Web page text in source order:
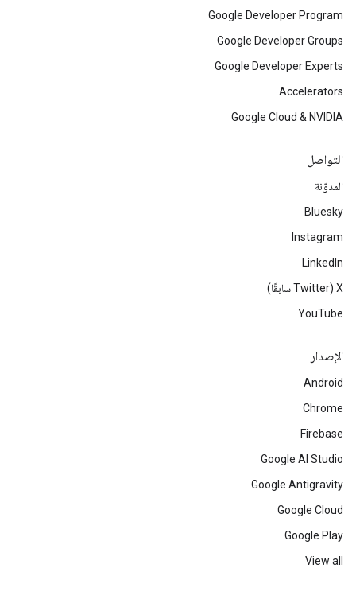
Google Developer Program
Google Developer Groups
Google Developer Experts
Accelerators
Google Cloud & NVIDIA
التواصل
المدوّنة
Bluesky
Instagram
LinkedIn
‫X ‏(Twitter سابقًا)
YouTube
الإصدار
Android
Chrome
Firebase
Google AI Studio
Google Antigravity
Google Cloud
Google Play
View all